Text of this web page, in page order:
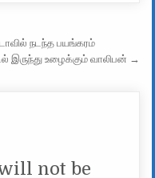
நடந்த பயங்கரம்
இருந்து உழைக்கும் வாலிபன் →
not be